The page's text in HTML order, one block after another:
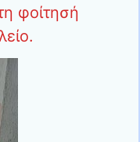
φοίτησή